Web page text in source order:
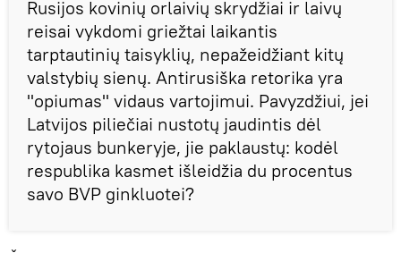
Rusijos kovinių orlaivių skrydžiai ir laivų
reisai vykdomi griežtai laikantis
tarptautinių taisyklių, nepažeidžiant kitų
valstybių sienų. Antirusiška retorika yra
"opiumas" vidaus vartojimui. Pavyzdžiui, jei
Latvijos piliečiai nustotų jaudintis dėl
rytojaus bunkeryje, jie paklaustų: kodėl
respublika kasmet išleidžia du procentus
savo BVP ginkluotei?